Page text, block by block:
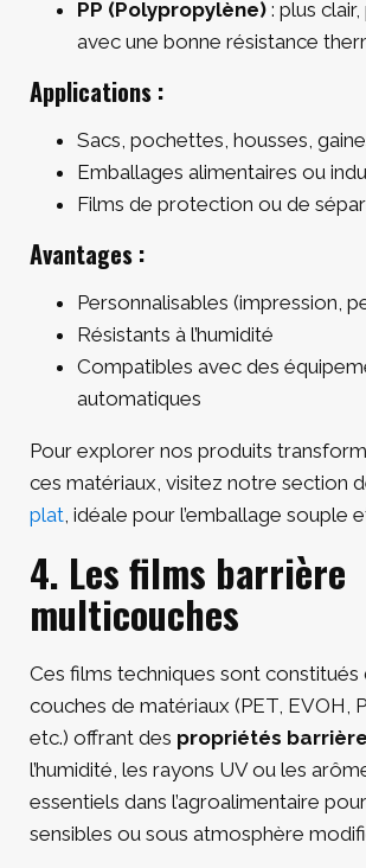
PP (Polypropylène) : plus
avec une bonne résistance
Applications :
Sacs, pochettes, housses,
Emballages alimentaires ou
Films de protection ou de
Avantages :
Personnalisables (impression,
Résistants à l’humidité
Compatibles avec des
automatiques
Pour explorer nos produits
ces matériaux, visitez notre section
plat, idéale pour l’emballage souple
4. Les films barrière
multicouches
Ces films techniques sont constitués
couches de matériaux (PET, EVOH,
etc.) offrant des propriétés
l’humidité, les rayons UV ou les
essentiels dans l’agroalimentaire
sensibles ou sous atmosphère